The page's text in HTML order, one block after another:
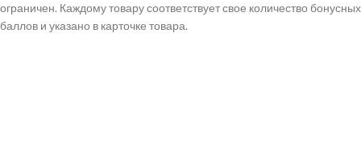
ограничен. Каждому товару соответствует свое количество бонусных
баллов и указано в карточке товара.